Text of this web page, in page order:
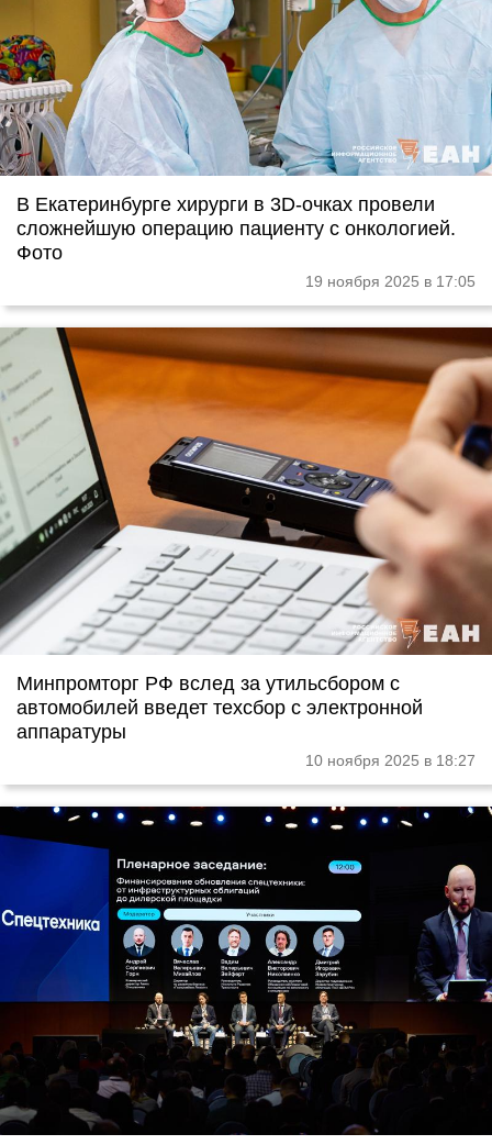
В Екатеринбурге хирурги в 3D-очках провели
сложнейшую операцию пациенту с онкологией.
Фото
19 ноября 2025 в 17:05
Минпромторг РФ вслед за утильсбором с
автомобилей введет техсбор с электронной
аппаратуры
10 ноября 2025 в 18:27